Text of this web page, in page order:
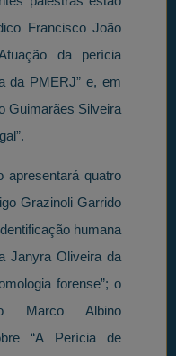
Francisco João
da perícia
da PMERJ” e, em
Guimarães Silveira
apresentará quatro
Grazinoli Garrido
humana
Janyra Oliveira da
forense”; o
Marco Albino
“A Perícia de